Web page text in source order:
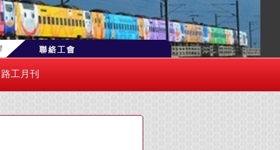
路工月刊
，請點擊右側「聯絡工會」或逕寄 trlu0100@gmail.com